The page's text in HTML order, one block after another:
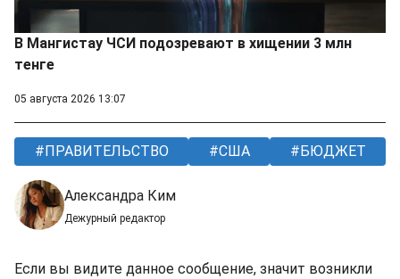
В Мангистау ЧСИ подозревают в хищении 3 млн
тенге
05 августа 2026 13:07
ПРАВИТЕЛЬСТВО США БЮДЖЕТ
Александра Ким
Дежурный редактор
Если вы видите данное сообщение, значит возникли